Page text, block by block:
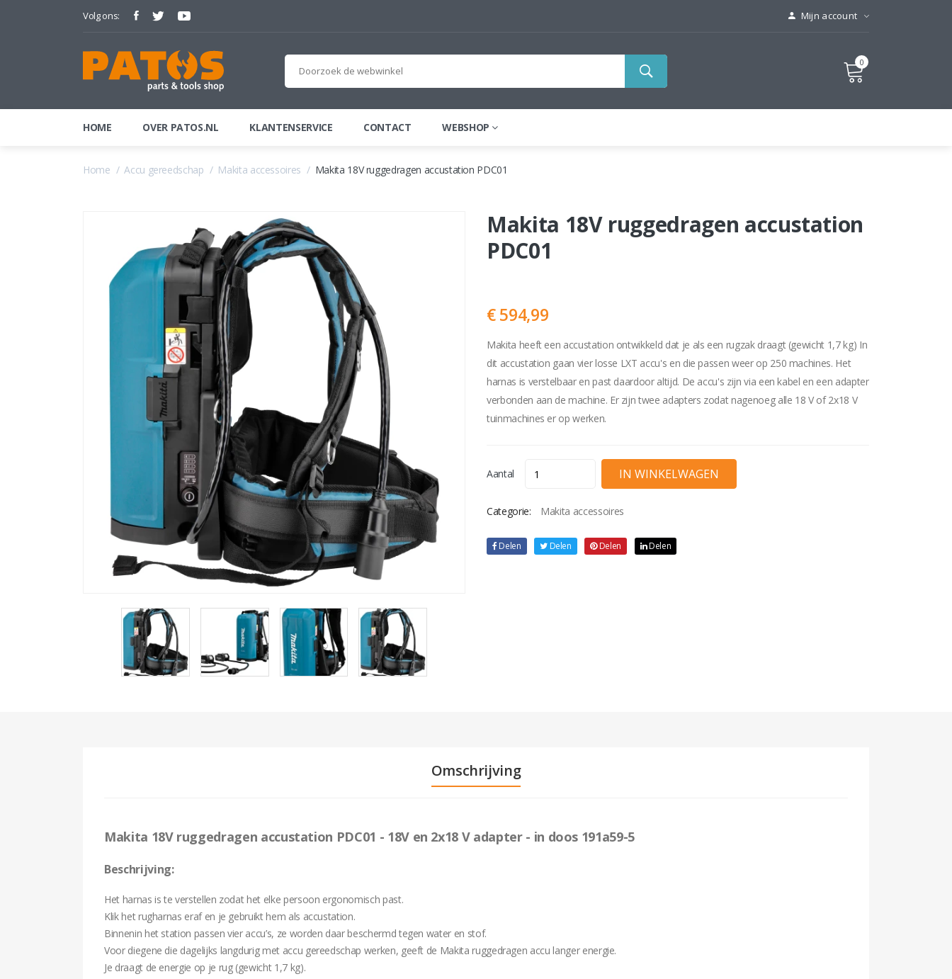
Volg ons: Mijn account
0
HOME OVER PATOS.NL KLANTENSERVICE CONTACT WEBSHOP
Home Accu gereedschap Makita accessoires Makita 18V ruggedragen accustation PDC01
Makita 18V ruggedragen accustation
PDC01
€ 594,99
Makita heeft een accustation ontwikkeld dat je als een rugzak draagt (gewicht 1,7 kg) In
dit accustation gaan vier losse LXT accu's en die passen weer op 250 machines. Het
harnas is verstelbaar en past daardoor altijd. De accu's zijn via een kabel en een adapter
verbonden aan de machine. Er zijn twee adapters zodat nagenoeg alle 18 V of 2x18 V
tuinmachines er op werken.
Aantal
Categorie: Makita accessoires
Delen Delen Delen Delen
Omschrijving
Makita 18V ruggedragen accustation PDC01 - 18V en 2x18 V adapter - in doos 191a59-5
Beschrijving:
Het harnas is te verstellen zodat het elke persoon ergonomisch past.
Klik het rugharnas eraf en je gebruikt hem als accustation.
Binnenin het station passen vier accu’s, ze worden daar beschermd tegen water en stof.
Voor diegene die dagelijks langdurig met accu gereedschap werken, geeft de Makita ruggedragen accu langer energie.
Je draagt de energie op je rug (gewicht 1,7 kg).